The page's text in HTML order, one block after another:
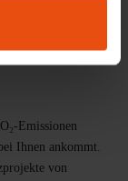
Emissionen
Ihnen ankommt.
von